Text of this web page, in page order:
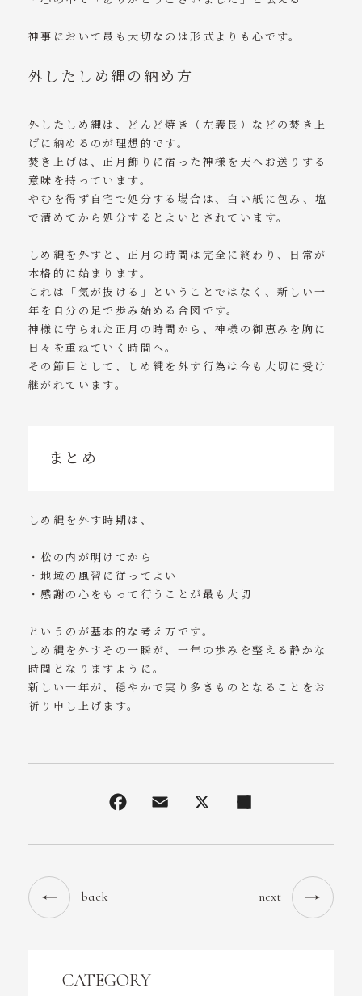
神事において最も大切なのは形式よりも心です。
外したしめ縄の納め方
外したしめ縄は、どんど焼き（左義長）などの焚き上
げに納めるのが理想的です。
焚き上げは、正月飾りに宿った神様を天へお送りする
意味を持っています。
やむを得ず自宅で処分する場合は、白い紙に包み、塩
で清めてから処分するとよいとされています。
しめ縄を外すと、正月の時間は完全に終わり、日常が
本格的に始まります。
これは「気が抜ける」ということではなく、新しい一
年を自分の足で歩み始める合図です。
神様に守られた正月の時間から、神様の御恵みを胸に
日々を重ねていく時間へ。
その節目として、しめ縄を外す行為は今も大切に受け
継がれています。
まとめ
しめ縄を外す時期は、
・松の内が明けてから
・地域の風習に従ってよい
・感謝の心をもって行うことが最も大切
というのが基本的な考え方です。
しめ縄を外すその一瞬が、一年の歩みを整える静かな
時間となりますように。
新しい一年が、穏やかで実り多きものとなることをお
祈り申し上げます。
back next
CATEGORY